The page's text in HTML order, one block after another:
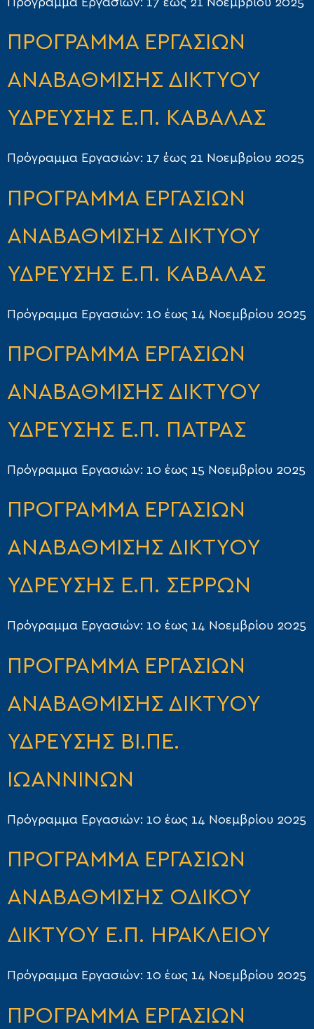
Πρόγραμμα Εργασιών: 17 έως 21 Νοεμβρίου 2025
ΠΡΟΓΡΑΜΜΑ ΕΡΓΑΣΙΩΝ
ΑΝΑΒΑΘΜΙΣΗΣ ΔΙΚΤΥΟΥ
ΥΔΡΕΥΣΗΣ Ε.Π. ΚΑΒΑΛΑΣ
Πρόγραμμα Εργασιών: 17 έως 21 Νοεμβρίου 2025
ΠΡΟΓΡΑΜΜΑ ΕΡΓΑΣΙΩΝ
ΑΝΑΒΑΘΜΙΣΗΣ ΔΙΚΤΥΟΥ
ΥΔΡΕΥΣΗΣ Ε.Π. ΚΑΒΑΛΑΣ
Πρόγραμμα Εργασιών: 10 έως 14 Νοεμβρίου 2025
ΠΡΟΓΡΑΜΜΑ ΕΡΓΑΣΙΩΝ
ΑΝΑΒΑΘΜΙΣΗΣ ΔΙΚΤΥΟΥ
ΥΔΡΕΥΣΗΣ Ε.Π. ΠΑΤΡΑΣ
Πρόγραμμα Εργασιών: 10 έως 15 Νοεμβρίου 2025
ΠΡΟΓΡΑΜΜΑ ΕΡΓΑΣΙΩΝ
ΑΝΑΒΑΘΜΙΣΗΣ ΔΙΚΤΥΟΥ
ΥΔΡΕΥΣΗΣ Ε.Π. ΣΕΡΡΩΝ
Πρόγραμμα Εργασιών: 10 έως 14 Νοεμβρίου 2025
ΠΡΟΓΡΑΜΜΑ ΕΡΓΑΣΙΩΝ
ΑΝΑΒΑΘΜΙΣΗΣ ΔΙΚΤΥΟΥ
ΥΔΡΕΥΣΗΣ ΒΙ.ΠΕ.
ΙΩΑΝΝΙΝΩΝ
Πρόγραμμα Εργασιών: 10 έως 14 Νοεμβρίου 2025
ΠΡΟΓΡΑΜΜΑ ΕΡΓΑΣΙΩΝ
ΑΝΑΒΑΘΜΙΣΗΣ ΟΔΙΚΟΥ
ΔΙΚΤΥΟΥ Ε.Π. ΗΡΑΚΛΕΙΟΥ
Πρόγραμμα Εργασιών: 10 έως 14 Νοεμβρίου 2025
ΠΡΟΓΡΑΜΜΑ ΕΡΓΑΣΙΩΝ